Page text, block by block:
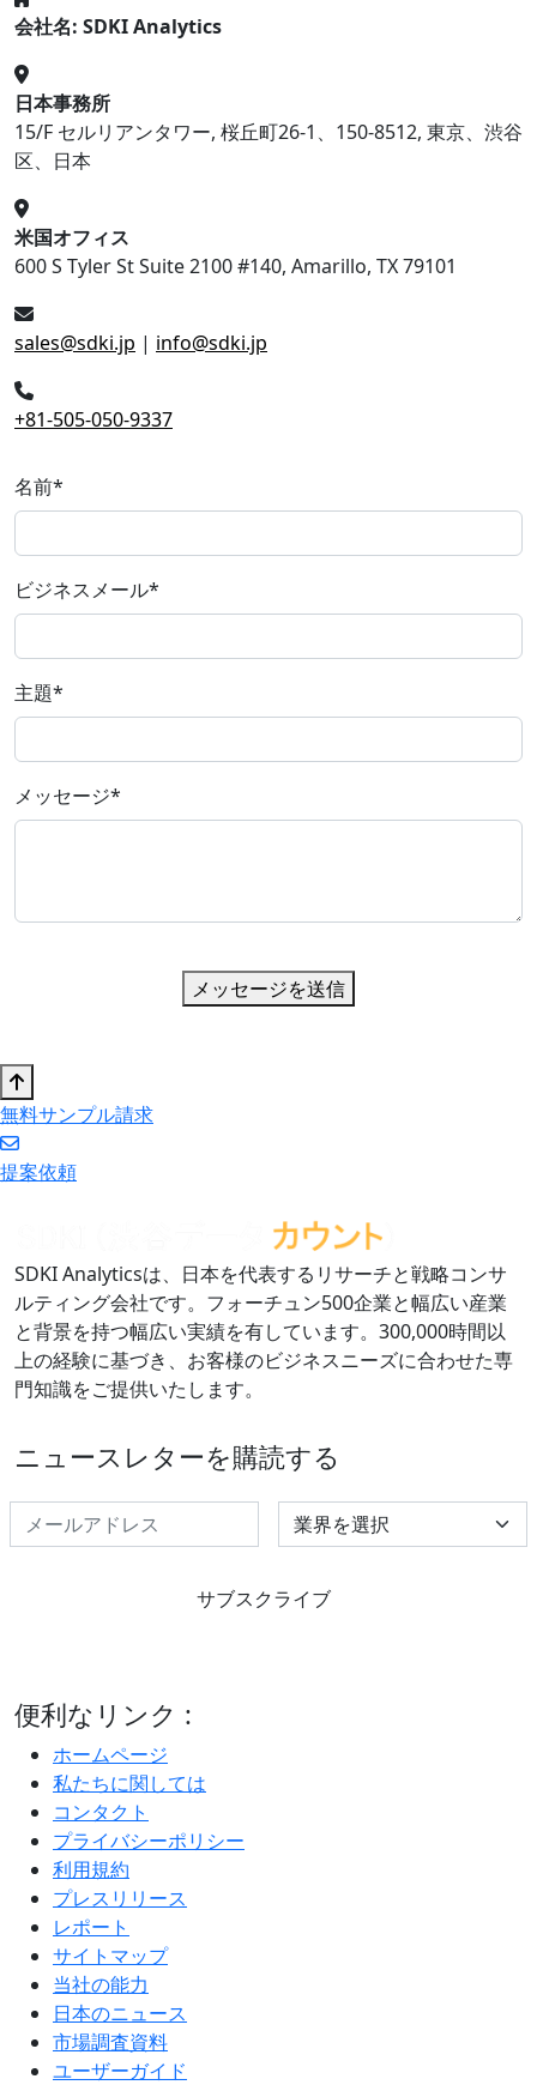
会社名: SDKI Analytics
日本事務所
15/F セルリアンタワー, 桜丘町26-1、150-8512, 東京、渋谷
区、日本
米国オフィス
600 S Tyler St Suite 2100 #140, Amarillo, TX 79101
sales@sdki.jp | info@sdki.jp
+81-505-050-9337
名前*
ビジネスメール*
主題*
メッセージ*
メッセージを送信
無料サンプル請求
提案依頼
SDKI Analyticsは、日本を代表するリサーチと戦略コンサ
ルティング会社です。フォーチュン500企業と幅広い産業
と背景を持つ幅広い実績を有しています。300,000時間以
上の経験に基づき、お客様のビジネスニーズに合わせた専
門知識をご提供いたします。
ニュースレターを購読する
Select Industry
サブスクライブ
便利なリンク :
ホームページ
私たちに関しては
コンタクト
プライバシーポリシー
利用規約
プレスリリース
レポート
サイトマップ
当社の能力
日本のニュース
市場調査資料
ユーザーガイド